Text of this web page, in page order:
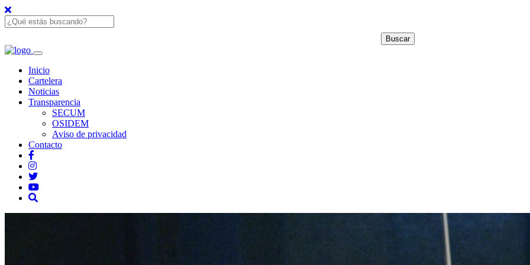
Inicio
Cartelera
Noticias
Transparencia
SECUM
OSIDEM
Aviso de privacidad
Contacto